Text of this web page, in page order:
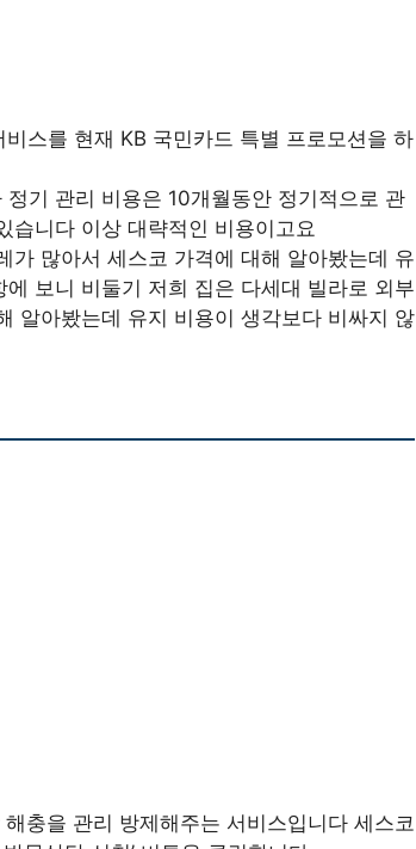
스를 현재 KB 국민카드 특별 프로모션을 하
기 관리 비용은 10개월동안 정기적으로 관
습니다 이상 대략적인 비용이고요
가 많아서 세스코 가격에 대해 알아봤는데 유
보니 비둘기 저희 집은 다세대 빌라로 외부
알아봤는데 유지 비용이 생각보다 비싸지 않
충을 관리 방제해주는 서비스입니다 세스코